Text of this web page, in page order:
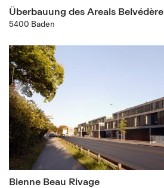
Überbauung des Areals Belvédère
5400 Baden
Bienne Beau Rivage